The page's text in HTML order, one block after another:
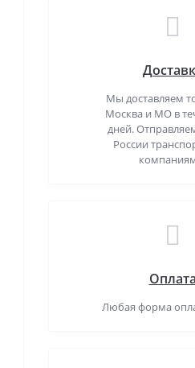
Мы доставляем
Москва и МО в
дней.
России
Оплата
Любая форма